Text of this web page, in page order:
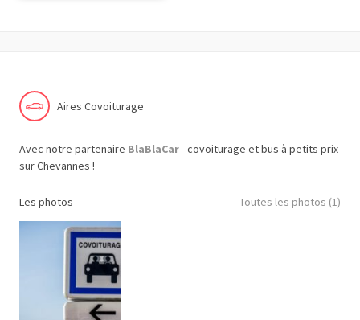
Aires Covoiturage
Avec notre partenaire BlaBlaCar- covoiturage et bus à petits prix
sur Chevannes !
Les photos Toutes les photos (1)